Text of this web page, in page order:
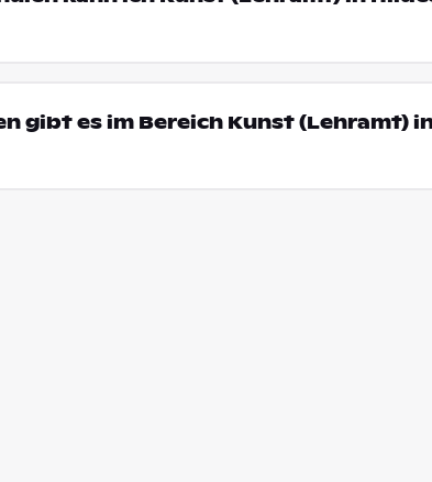
gibt es im Bereich Kunst (Lehramt)